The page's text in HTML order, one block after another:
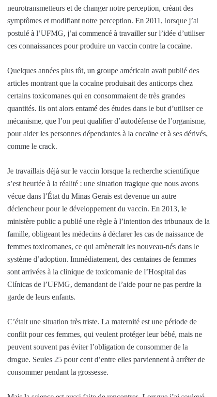
neurotransmetteurs et de changer notre perception, créant des
symptômes et modifiant notre perception. En 2011, lorsque j’ai
postulé à l’UFMG, j’ai commencé à travailler sur l’idée d’utiliser
ces connaissances pour produire un vaccin contre la cocaïne.
Quelques années plus tôt, un groupe américain avait publié des
articles montrant que la cocaïne produisait des anticorps chez
certains toxicomanes qui en consommaient de très grandes
quantités. Ils ont alors entamé des études dans le but d’utiliser ce
mécanisme, que l’on peut qualifier d’autodéfense de l’organisme,
pour aider les personnes dépendantes à la cocaïne et à ses dérivés,
comme le crack.
Je travaillais déjà sur le vaccin lorsque la recherche scientifique
s’est heurtée à la réalité : une situation tragique que nous avons
vécue dans l’État du Minas Gerais est devenue un autre
déclencheur pour le développement du vaccin. En 2013, le
ministère public a publié une règle à l’intention des tribunaux de la
famille, obligeant les médecins à déclarer les cas de naissance de
femmes toxicomanes, ce qui amènerait les nouveau-nés dans le
système d’adoption. Immédiatement, des centaines de femmes
sont arrivées à la clinique de toxicomanie de l’Hospital das
Clínicas de l’UFMG, demandant de l’aide pour ne pas perdre la
garde de leurs enfants.
C’était une situation très triste. La maternité est une période de
conflit pour ces femmes, qui veulent protéger leur bébé, mais ne
peuvent souvent pas éviter l’obligation de consommer de la
drogue. Seules 25 pour cent d’entre elles parviennent à arrêter de
consommer pendant la grossesse.